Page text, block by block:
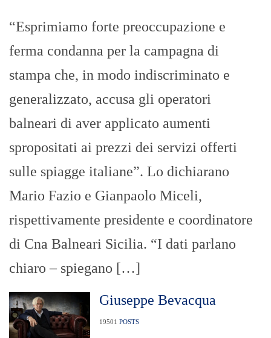
“Esprimiamo forte preoccupazione e
ferma condanna per la campagna di
stampa che, in modo indiscriminato e
generalizzato, accusa gli operatori
balneari di aver applicato aumenti
spropositati ai prezzi dei servizi offerti
sulle spiagge italiane”. Lo dichiarano
Mario Fazio e Gianpaolo Miceli,
rispettivamente presidente e coordinatore
di Cna Balneari Sicilia. “I dati parlano
chiaro – spiegano […]
Giuseppe Bevacqua
19501 POSTS